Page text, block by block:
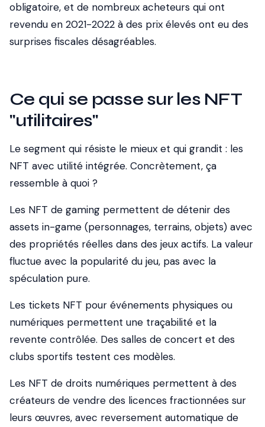
obligatoire, et de nombreux acheteurs qui ont
revendu en 2021-2022 à des prix élevés ont eu des
surprises fiscales désagréables.
Ce qui se passe sur les NFT
"utilitaires"
Le segment qui résiste le mieux et qui grandit : les
NFT avec utilité intégrée. Concrètement, ça
ressemble à quoi ?
Les NFT de gaming permettent de détenir des
assets in-game (personnages, terrains, objets) avec
des propriétés réelles dans des jeux actifs. La valeur
fluctue avec la popularité du jeu, pas avec la
spéculation pure.
Les tickets NFT pour événements physiques ou
numériques permettent une traçabilité et la
revente contrôlée. Des salles de concert et des
clubs sportifs testent ces modèles.
Les NFT de droits numériques permettent à des
créateurs de vendre des licences fractionnées sur
leurs œuvres, avec reversement automatique de